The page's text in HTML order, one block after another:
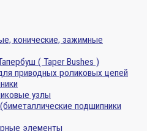
конические, зажимные
( Taper Bushes )
приводных роликовых цепей
узлы
подшипники
элементы